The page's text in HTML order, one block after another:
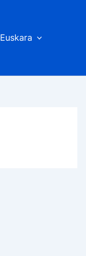
Euskara